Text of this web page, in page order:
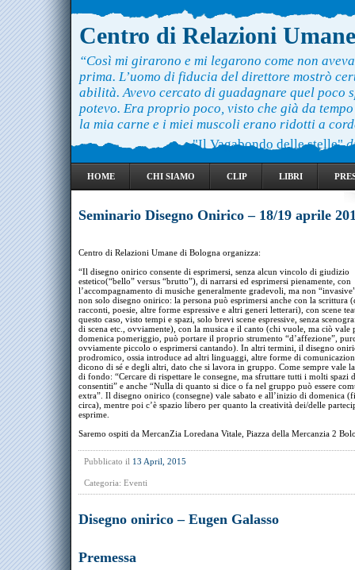
Centro di Relazioni Umane
“Così mi girarono e mi legarono come non
prima. L’uomo di fiducia del direttore mostrò
abilità. Avevo cercato di guadagnare quel poco
potevo. Era proprio poco, visto che già da
la mia carne e i miei muscoli erano ridotti a
"Il Vagabondo delle stelle"
HOME CHI SIAMO CLIP LIBRI
Seminario Disegno Onirico – 18/19 aprile
Centro di Relazioni Umane di Bologna organizza:
“Il disegno onirico consente di esprimersi, senza alcun vincolo di giudizio
estetico(“bello” versus “brutto”), di narrarsi ed esprimersi pienamente, con
l’accompagnamento di musiche generalmente gradevoli, ma non
non solo disegno onirico: la persona può esprimersi anche con la scrittura
racconti, poesie, altre forme espressive e altri generi letterari), con scene
questo caso, visto tempi e spazi, solo brevi scene espressive, senza
di scena etc., ovviamente), con la musica e il canto (chi vuole, ma ciò vale
domenica pomeriggio, può portare il proprio strumento “d’affezione”,
ovviamente piccolo o esprimersi cantando). In altri termini, il disegno
prodromico, ossia introduce ad altri linguaggi, altre forme di
dicono di sé e degli altri, dato che si lavora in gruppo. Come sempre vale
di fondo: “Cercare di rispettare le consegne, ma sfruttare tutti i molti spazi
consentiti” e anche “Nulla di quanto si dice o fa nel gruppo può essere
extra”. Il disegno onirico (consegne) vale sabato e all’inizio di domenica
circa), mentre poi c’è spazio libero per quanto la creatività dei/delle
esprime.
Saremo ospiti da MercanZia Loredana Vitale, Piazza della Mercanzia 2
Pubblicato il 13 April, 2015
Categoria: Eventi
Disegno onirico – Eugen Galasso
Premessa